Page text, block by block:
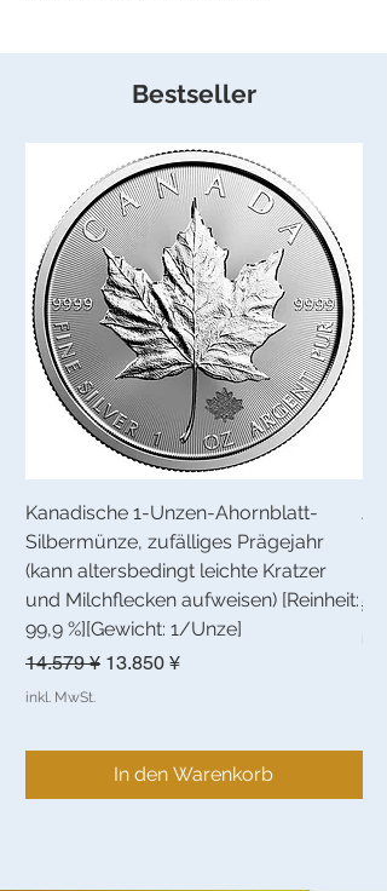
Bestseller
Kanadische 1-Unzen-Ahornblatt-
Silbermünze, zufälliges Prägejahr
(kann altersbedingt leichte Kratzer
und Milchflecken aufweisen) [Reinheit:
99,9 %][Gewicht: 1/Unze]
Standardpreis
14.579 ¥ Sale-Preis
13.850 ¥
inkl. MwSt.
In den Warenkorb